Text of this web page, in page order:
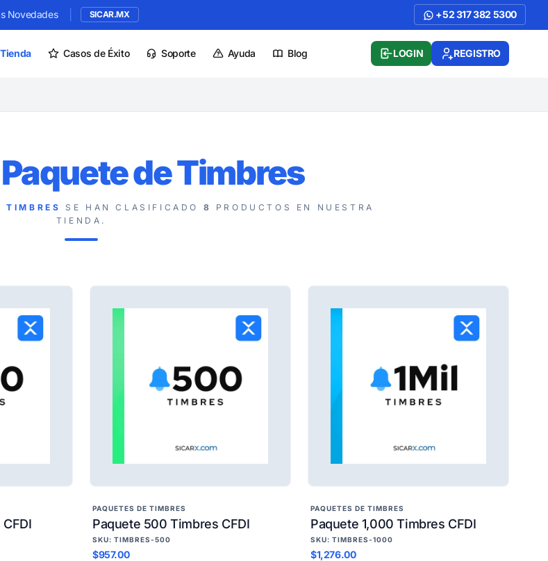
Novedades SICAR.MX +52 317 382 5300
Tienda Casos de Éxito Soporte Ayuda Blog LOGIN REGISTRO
Paquete de Timbres
TIMBRES SE HAN CLASIFICADO 8
PRODUCTOS EN NUESTRA
TIENDA.
PAQUETES DE TIMBRES
Paquete 500 Timbres CFDI
SKU: TIMBRES-500
$957.00
PAQUETES DE TIMBRES
Paquete 1,000 Timbres CFDI
SKU: TIMBRES-1000
$1,276.00